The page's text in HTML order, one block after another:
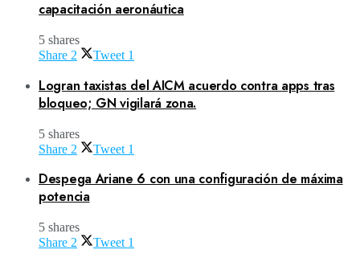
capacitación aeronáutica
5 shares
Share 2 Tweet 1
Logran taxistas del AICM acuerdo contra apps tras
bloqueo; GN vigilará zona.
5 shares
Share 2 Tweet 1
Despega Ariane 6 con una configuración de máxima
potencia
5 shares
Share 2 Tweet 1